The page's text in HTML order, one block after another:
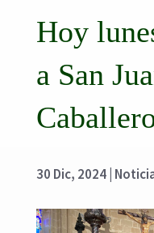
Hoy
a San
30 Dic, 2024|